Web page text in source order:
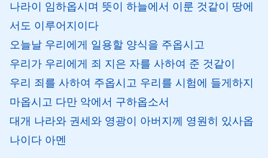
나라이 임하옵시며 뜻이 하늘에서 이룬 것같이 땅에
서도 이루어지이다
오늘날 우리에게 일용할 양식을 주옵시고
우리가 우리에게 죄 지은 자를 사하여 준 것같이
우리 죄를 사하여 주옵시고 우리를 시험에 들게하지
마옵시고 다만 악에서 구하옵소서
대개 나라와 권세와 영광이 아버지께 영원히 있사옵
나이다 아멘